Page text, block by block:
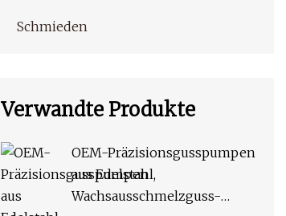
Schmieden
Verwandte Produkte
OEM-Präzisionsgusspumpen
aus Edelstahl,
Wachsausschmelzguss-